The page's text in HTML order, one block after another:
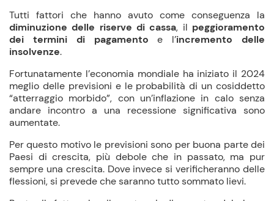
Tutti fattori che hanno avuto come conseguenza la
diminuzione delle riserve di cassa, il peggioramento
dei termini di pagamento e l’incremento delle
insolvenze.
Fortunatamente l’economia mondiale ha iniziato il 2024
meglio delle previsioni e le probabilità di un cosiddetto
“atterraggio morbido”, con un’inflazione in calo senza
andare incontro a una recessione significativa sono
aumentate.
Per questo motivo le previsioni sono per buona parte dei
Paesi di crescita, più debole che in passato, ma pur
sempre una crescita. Dove invece si verificheranno delle
flessioni, si prevede che saranno tutto sommato lievi.